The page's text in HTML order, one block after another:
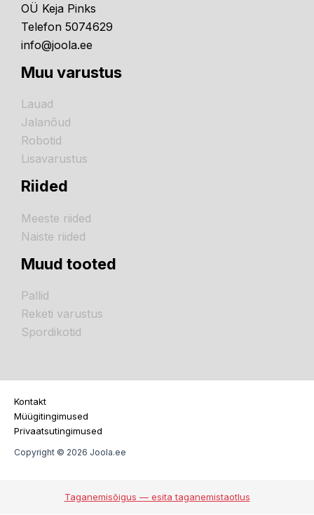
OÜ Keja Pinks
Telefon 5074629
info@joola.ee
Muu varustus
Lauad
Jalanõud
Robotid
Lisavarustus
Riided
Meeste riided
Naiste riided
Muud tooted
Pallid
Reketi varustus
Spordikotid
Kontakt
Müügitingimused
Privaatsutingimused
Copyright © 2026 Joola.ee
Taganemisõigus — esita taganemistaotlus